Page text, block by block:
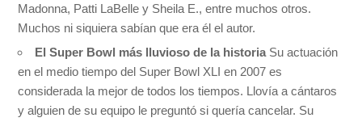
Madonna, Patti LaBelle y Sheila E., entre muchos otros.
Muchos ni siquiera sabían que era él el autor.
El Super Bowl más lluvioso de la historia Su actuación
en el medio tiempo del Super Bowl XLI en 2007 es
considerada la mejor de todos los tiempos. Llovía a cántaros
y alguien de su equipo le preguntó si quería cancelar. Su